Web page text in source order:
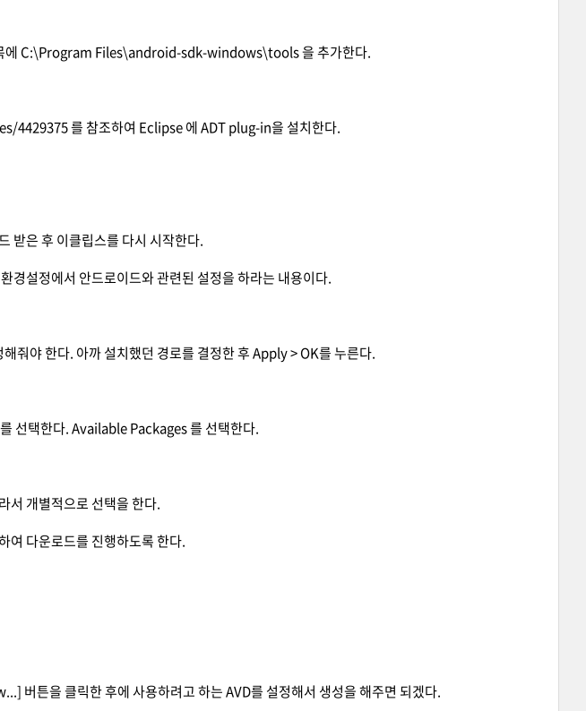
에 C:\Program Files\android-sdk-windows\tools 을 추가한다.
4429375를 참조하여 Eclipse 에 ADT plug-in을 설치한다.
받은 후 이클립스를 다시 시작한다.
경설정에서 안드로이드와 관련된 설정을 하라는 내용이다.
줘야 한다. 아까 설치했던 경로를 결정한 후 Apply > OK를 누른다.
선택한다. Available Packages 를 선택한다.
서 개별적으로 선택을 한다.
다운로드를 진행하도록 한다.
버튼을 클릭한 후에 사용하려고 하는 AVD를 설정해서 생성을 해주면 되겠다.